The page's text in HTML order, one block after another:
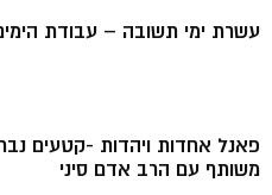
עשרת ימי תשובה – עבודת
פאנל אחדות ויהדות -קטעים
משותף עם הרב אדם סיני